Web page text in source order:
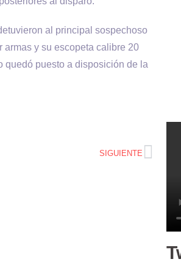
al principal sospechoso
armas y su escopeta calibre 20
quedó puesto a disposición de la
SIGUIENTE